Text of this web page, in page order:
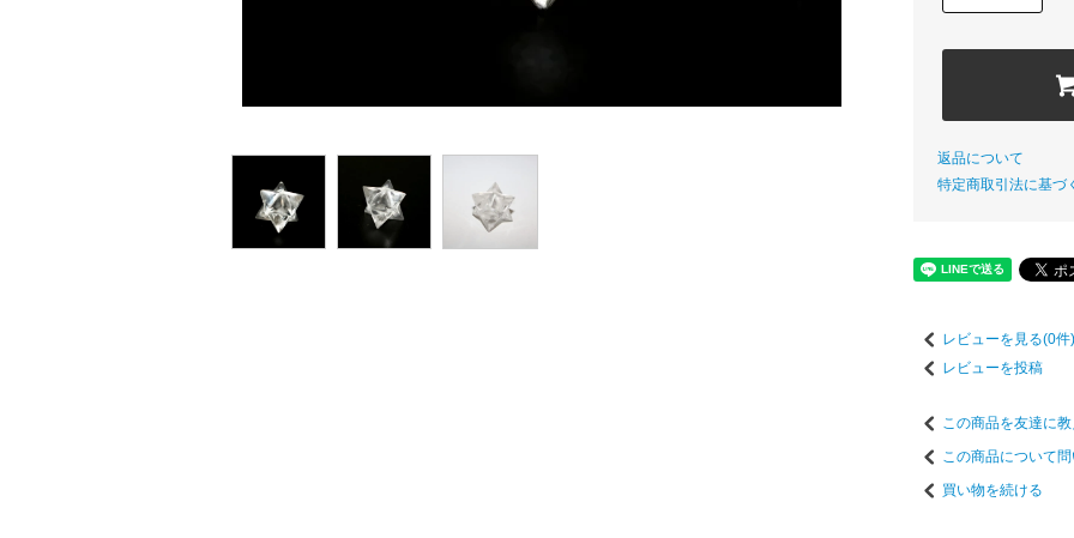
返品について
特定商取引法に基づ
レビューを見る(0件)
レビューを投稿
この商品を友達に
この商品について
買い物を続ける